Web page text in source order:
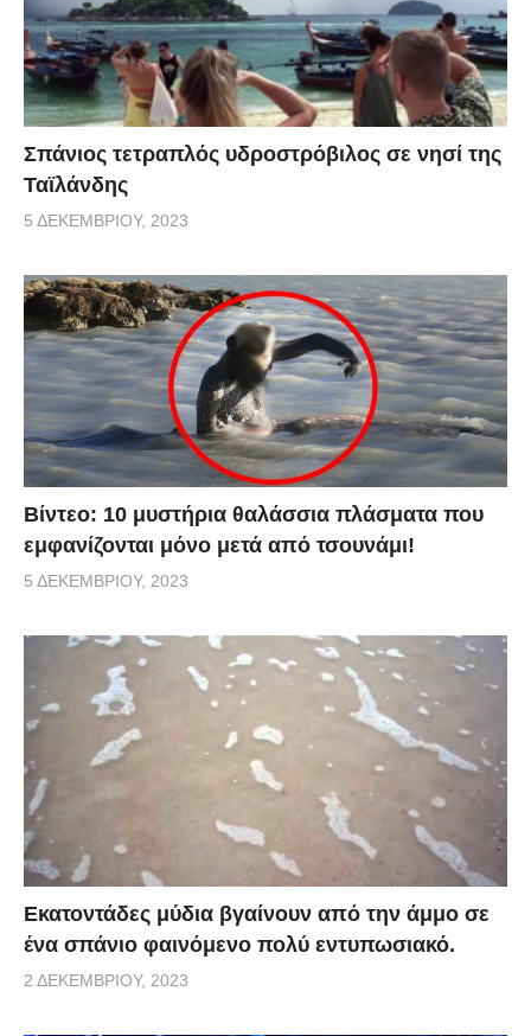
Σπάνιος τετραπλός υδροστρόβιλος σε νησί της
Ταϊλάνδης
5 ΔΕΚΕΜΒΡΊΟΥ, 2023
Βίντεο: 10 μυστήρια θαλάσσια πλάσματα που
εμφανίζονται μόνο μετά από τσουνάμι!
5 ΔΕΚΕΜΒΡΊΟΥ, 2023
Εκατοντάδες μύδια βγαίνουν από την άμμο σε
ένα σπάνιο φαινόμενο πολύ εντυπωσιακό.
2 ΔΕΚΕΜΒΡΊΟΥ, 2023